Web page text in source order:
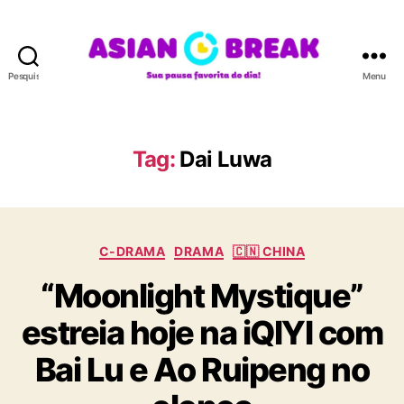
Pesquisar
A
N
R
A
Menu
Tag: Dai Luwa
C
t
e
g
o
i
C-DRAMA DRAMA 🇨🇳 CHINA
“Moonlight Mystique”
estreia hoje na iQIYI com
Bai Lu e Ao Ruipeng no